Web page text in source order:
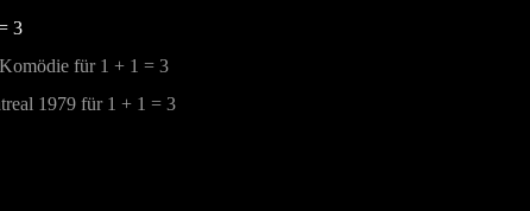
3
für 1 + 1 = 3
1979 für 1 + 1 = 3